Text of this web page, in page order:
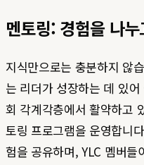
멘토링: 경험을 나
지식만으로는 충분하지 않
는 리더가 성장하는 데 있
회 각계각층에서 활약하고
토링 프로그램을 운영합니
험을 공유하며, YLC 멤버